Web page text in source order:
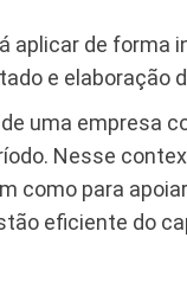
aplicar de
e elaboração
uma empresa
Nesse
como para
eficiente do